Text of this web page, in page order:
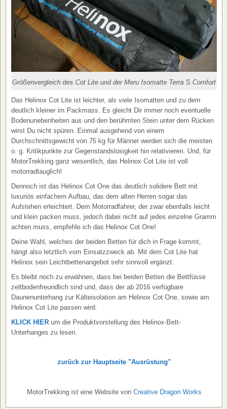
Größenvergleich des Cot Lite und der Meru Isomatte Terra S Comfort
Das Helinox Cot Lite ist leichter, als viele Isomatten und zu dem
deutlich kleiner im Packmass. Es gleicht Dir immer noch eventuelle
Bodenunebenheiten aus und den berühmten Stein unter dem Rücken
wirst Du nicht spüren. Einmal ausgehend von einem
Durchschnittsgewicht von 75 kg für Männer werden sich die meisten
o. g. Kritikpunkte zur Gegenstandslosigkeit hin relativieren. Und, für
MotorTrekking ganz wesentlich, das Helinox Cot Lite ist voll
motorradtauglich!
Dennoch ist das Helinox Cot One das deutlich solidere Bett mit
luxuriös einfachem Aufbau, das dem alten Herren sogar das
Aufstehen erleichtert. Dem Motorradfahrer, der zwar ebenfalls leicht
und klein packen muss, jedoch dabei nicht auf jedes einzelne Gramm
achten muss, empfehle ich das Helinox Cot One!
Deine Wahl, welches der beiden Betten für dich in Frage kommt,
hängt also letztlich vom Einsatzzweck ab. Mit dem Cot Lite hat
Helinox sein Leichtbettenangebot sehr sinnvoll ergänzt.
Es bleibt noch zu erwähnen, dass bei beiden Betten die Bettfüsse
zeltbodenfreundlich sind und, dass der ab 2016 verfügbare
Daunenunterhang zur Kälteisolation am Helinox Cot One, sowie am
Helinox Cot Lite passen wird.
KLICK HIER um die Produktvorstellung des Helinox-Bett-
Unterhanges zu lesen.
zurück zur Hauptseite "Ausrüstung"
MotorTrekking ist eine Website von Creative Dragon Works